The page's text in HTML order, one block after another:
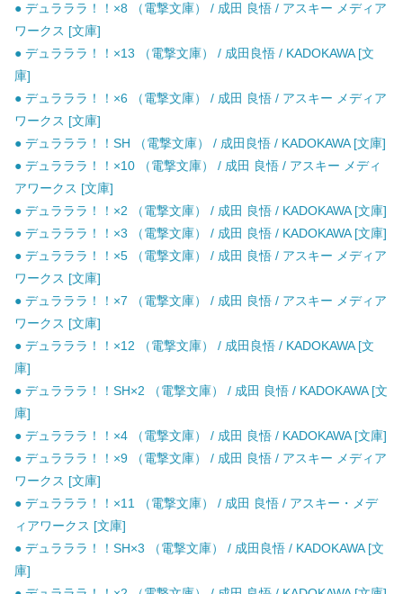
● デュラララ！！×8 （電撃文庫） / 成田 良悟 / アスキー メディア
ワークス [文庫]
● デュラララ！！×13 （電撃文庫） / 成田良悟 / KADOKAWA [文
庫]
● デュラララ！！×6 （電撃文庫） / 成田 良悟 / アスキー メディア
ワークス [文庫]
● デュラララ！！SH （電撃文庫） / 成田良悟 / KADOKAWA [文庫]
● デュラララ！！×10 （電撃文庫） / 成田 良悟 / アスキー メディ
アワークス [文庫]
● デュラララ！！×2 （電撃文庫） / 成田 良悟 / KADOKAWA [文庫]
● デュラララ！！×3 （電撃文庫） / 成田 良悟 / KADOKAWA [文庫]
● デュラララ！！×5 （電撃文庫） / 成田 良悟 / アスキー メディア
ワークス [文庫]
● デュラララ！！×7 （電撃文庫） / 成田 良悟 / アスキー メディア
ワークス [文庫]
● デュラララ！！×12 （電撃文庫） / 成田良悟 / KADOKAWA [文
庫]
● デュラララ！！SH×2 （電撃文庫） / 成田 良悟 / KADOKAWA [文
庫]
● デュラララ！！×4 （電撃文庫） / 成田 良悟 / KADOKAWA [文庫]
● デュラララ！！×9 （電撃文庫） / 成田 良悟 / アスキー メディア
ワークス [文庫]
● デュラララ！！×11 （電撃文庫） / 成田 良悟 / アスキー・メデ
ィアワークス [文庫]
● デュラララ！！SH×3 （電撃文庫） / 成田良悟 / KADOKAWA [文
庫]